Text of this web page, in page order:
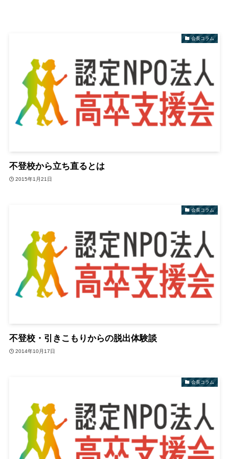
会長コラム
不登校から立ち直るとは
2015年1月21日
会長コラム
不登校・引きこもりからの脱出体験談
2014年10月17日
会長コラム